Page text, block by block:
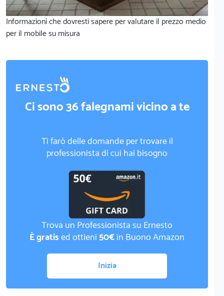
Informazioni che dovresti sapere per valutare il prezzo medio
per il mobile su misura
Ci sono 36 falegnami vicino a te
Ti farò delle domande per trovare il
professionista di cui hai bisogno
Trova un Professionista su Ernesto
È gratised ottieni50€in Buono Amazon
Inizia